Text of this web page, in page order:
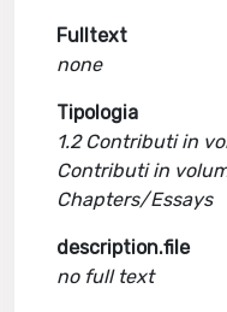
Fulltext
none
Tipologia
1.2 Contributi in
Contributi in
Chapters/Essays
description.file
no full text